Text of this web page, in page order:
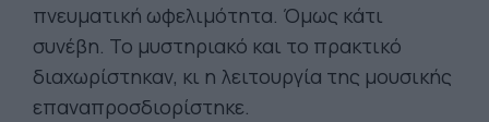
πνευματική ωφελιμότητα. Όμως κάτι
συνέβη. Το μυστηριακό και το πρακτικό
διαχωρίστηκαν, κι η λειτουργία της μουσικής
επαναπροσδιορίστηκε.